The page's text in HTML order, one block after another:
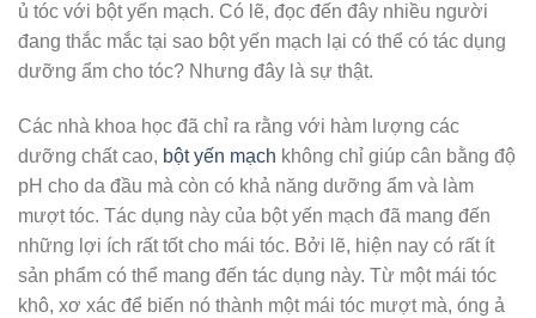
ủ tóc với bột yến mạch. Có lẽ, đọc đến đây nhiều người
đang thắc mắc tại sao bột yến mạch lại có thể có tác dụng
dưỡng ẩm cho tóc? Nhưng đây là sự thật.
Các nhà khoa học đã chỉ ra rằng với hàm lượng các
dưỡng chất cao, bột yến mạch không chỉ giúp cân bằng độ
pH cho da đầu mà còn có khả năng dưỡng ẩm và làm
mượt tóc. Tác dụng này của bột yến mạch đã mang đến
những lợi ích rất tốt cho mái tóc. Bởi lẽ, hiện nay có rất ít
sản phẩm có thể mang đến tác dụng này. Từ một mái tóc
khô, xơ xác để biến nó thành một mái tóc mượt mà, óng ả